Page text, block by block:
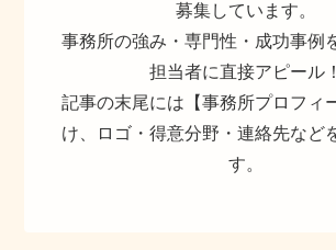
募集しています。
事務所の強み・専門性・成功事例
担当者に直接アピール！
記事の末尾には【事務所プロフィ
け、ロゴ・得意分野・連絡先など
す。